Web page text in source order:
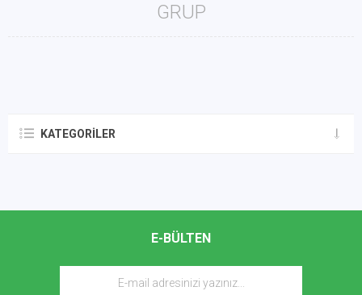
GRUP
KATEGORILER
E-BÜLTEN